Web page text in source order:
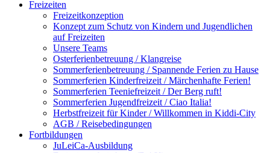
Freizeiten
Freizeitkonzeption
Konzept zum Schutz von Kindern und Jugendlichen
auf Freizeiten
Unsere Teams
Osterferienbetreuung / Klangreise
Sommerferienbetreuung / Spannende Ferien zu Hause
Sommerferien Kinderfreizeit / Märchenhafte Ferien!
Sommerferien Teeniefreizeit / Der Berg ruft!
Sommerferien Jugendfreizeit / Ciao Italia!
Herbstfreizeit für Kinder / Willkommen in Kiddi-City
AGB / Reisebedingungen
Fortbildungen
JuLeiCa-Ausbildung